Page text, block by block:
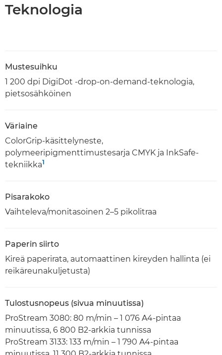
Teknologia
Mustesuihku
1 200 dpi DigiDot -drop-on-demand-teknologia,
pietsosähköinen
Väriaine
ColorGrip-käsittelyneste,
polymeeripigmenttimustesarja CMYK ja InkSafe-
tekniikka1
Pisarakoko
Vaihteleva/monitasoinen 2–5 pikolitraa
Paperin siirto
Kireä paperirata, automaattinen kireyden hallinta (ei
reikäreunakuljetusta)
Tulostusnopeus (sivua minuutissa)
ProStream 3080: 80 m/min – 1 076 A4-pintaa
minuutissa, 6 800 B2-arkkia tunnissa
ProStream 3133: 133 m/min – 1 790 A4-pintaa